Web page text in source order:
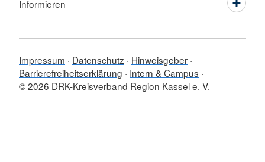
Informieren
Impressum Datenschutz
Hinweisgeber
Barrierefreiheitserklärung
Intern & Campus
© 2026 DRK-Kreisverband Region Kassel e. V.